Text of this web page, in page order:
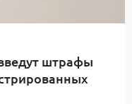
штрафы